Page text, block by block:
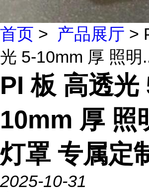
首页 > 产品展厅 >
光 5-10mm 厚 照明
PI 板 高透光
10mm 厚 照
灯罩 专属定
2025-10-31